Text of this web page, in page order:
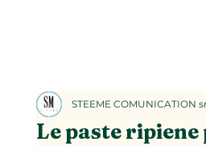
Le paste
STEEME COMUNICATION